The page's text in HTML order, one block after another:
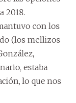
2018.
con los
(los mellizos
estaba
lo que nos